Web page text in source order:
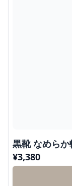
黒靴 なめら
¥3,380